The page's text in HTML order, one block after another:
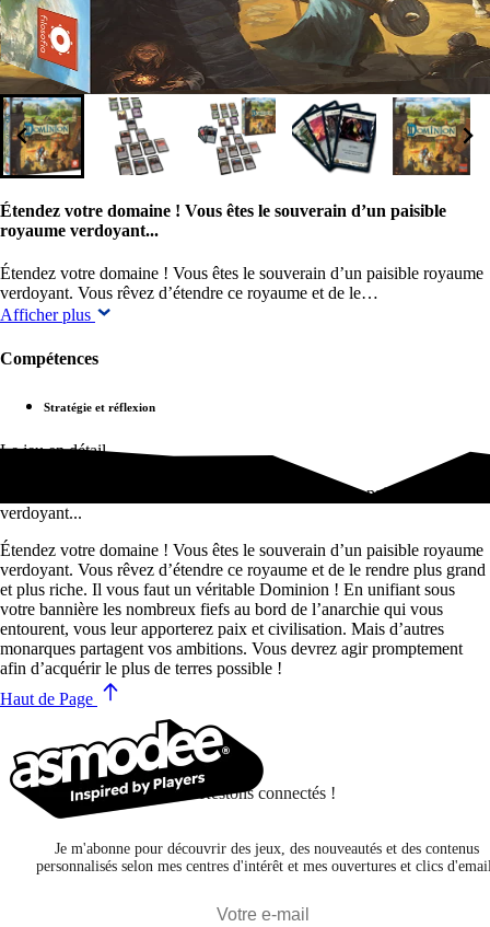
Étendez votre domaine ! Vous êtes le souverain d’un paisible
royaume verdoyant...
Étendez votre domaine ! Vous êtes le souverain d’un paisible royaume
verdoyant. Vous rêvez d’étendre ce royaume et de le…
Afficher plus
Compétences
Stratégie et réflexion
Le jeu en détail
Étendez votre domaine ! Vous êtes le souverain d’un paisible royaume
verdoyant...
Étendez votre domaine ! Vous êtes le souverain d’un paisible royaume
verdoyant. Vous rêvez d’étendre ce royaume et de le rendre plus grand
et plus riche. Il vous faut un véritable Dominion ! En unifiant sous
votre bannière les nombreux fiefs au bord de l’anarchie qui vous
entourent, vous leur apporterez paix et civilisation. Mais d’autres
monarques partagent vos ambitions. Vous devrez agir promptement
afin d’acquérir le plus de terres possible !
Haut de Page
Restons connectés !
Je m'abonne pour découvrir des jeux, des nouveautés et des contenus
personnalisés selon mes centres d'intérêt et mes ouvertures et clics